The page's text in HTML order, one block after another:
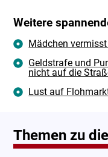
Weitere
Mädchen
Geldstrafe und
nicht auf die
Lust auf
Themen zu